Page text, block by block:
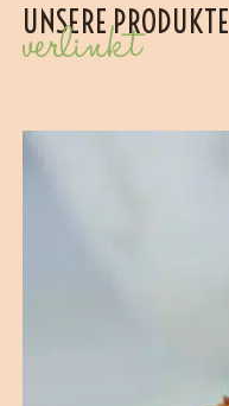
UNSERE PRODUKTE
verlinkt